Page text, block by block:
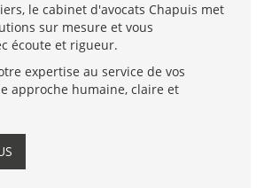
le cabinet d'avocats Chapuis met
sur mesure et vous
écoute et rigueur.
expertise au service de vos
approche humaine, claire et